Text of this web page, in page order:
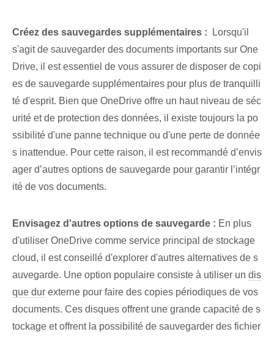
Créez des sauvegardes supplémentaires : ⁣ Lorsqu'il
s'agit de sauvegarder des documents importants sur One
Drive, il est essentiel de vous assurer de disposer de copi
es de sauvegarde supplémentaires pour plus de tranquilli
té d'esprit. Bien que OneDrive offre un haut niveau de séc
urité et de protection des données, il existe toujours la po
ssibilité d'une panne technique ou d'une perte de donnée
s inattendue. Pour cette raison, il est recommandé d’envis
ager d’autres options de sauvegarde pour garantir l’intégr
ité de vos documents.
Envisagez d'autres options de sauvegarde : En plus
d'utiliser OneDrive ‌comme service principal de ‌stockage
cloud⁢,⁣ il est conseillé d'explorer d'autres alternatives de s
auvegarde. Une option‌ populaire‍ consiste à utiliser un⁢ dis
que dur externe pour faire des copies périodiques de vos
documents. Ces ⁢disques offrent une grande ‍capacité de s
tockage‍ et offrent la possibilité ‌de sauvegarder ⁢des fichier